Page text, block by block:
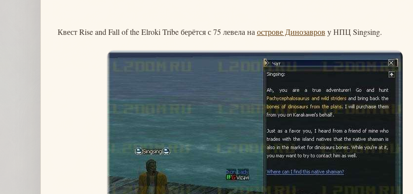
Квест Rise and Fall of the Elroki Tribe берётся с 75 левела на острове Динозавров у НПЦ Singsing.